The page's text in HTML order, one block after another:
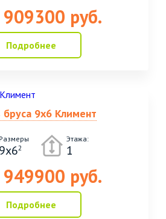
909300 руб.
Подробнее
9х6 Климент
Размеры
9х62
Этажа:
1
949900 руб.
Подробнее